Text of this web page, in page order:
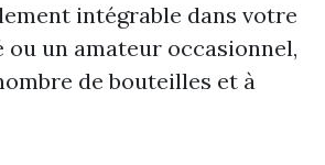
intégrable dans votre
ou un amateur occasionnel,
de bouteilles et à